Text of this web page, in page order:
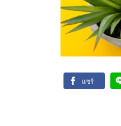
แชร์